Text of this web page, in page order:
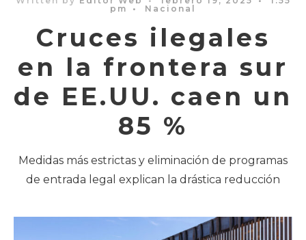
pm
• Nacional
Cruces ilegales
en la frontera sur
de EE.UU. caen un
85 %
Medidas más estrictas y eliminación de programas
de entrada legal explican la drástica reducción